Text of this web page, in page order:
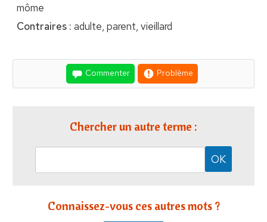
môme
Contraires : adulte, parent, vieillard
Commenter Problème
Chercher un autre terme :
Connaissez-vous ces autres mots ?